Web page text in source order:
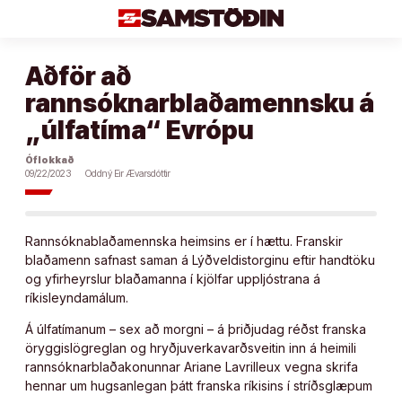
Aðför að
rannsóknarblaðamennsku á
„úlfatíma“ Evrópu
Óflokkað
09/22/2023
Oddný Eir Ævarsdóttir
Rannsóknablaðamennska heimsins er í hættu. Franskir
blaðamenn safnast saman á Lýðveldistorginu eftir handtöku
og yfirheyrslur blaðamanna í kjölfar uppljóstrana á
ríkisleyndamálum.
Á úlfatímanum – sex að morgni – á þriðjudag réðst franska
öryggislögreglan og hryðjuverkavarðsveitin inn á heimili
rannsóknarblaðakonunnar Ariane Lavrilleux vegna skrifa
hennar um hugsanlegan þátt franska ríkisins í stríðsglæpum